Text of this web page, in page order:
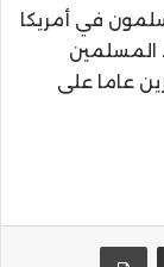
في أمريكا
المسلمين
عاما على
مشاركة عبر البريد